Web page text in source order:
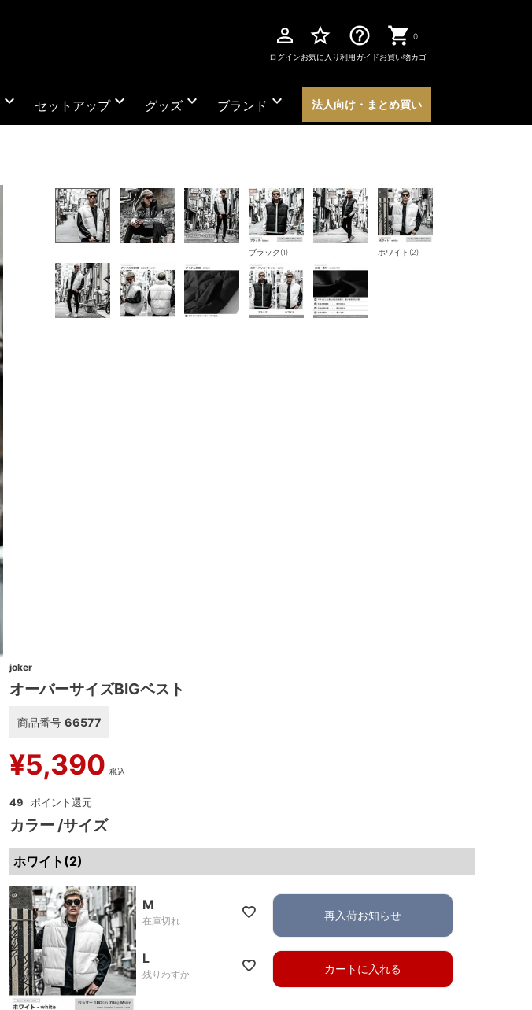
perm_identity
ログイン
star_border
お気に入り
help_outline
利用ガイド
0
お買い物カゴ
expand_more セットアップexpand_more グッズ expand_more ブランド expand_more 法人向け・まとめ買い
ブラック(1) ホワイト(2)
joker
オーバーサイズBIGベスト
商品番号 66577
¥5,390 税込
49
カラー サイズ
ホワイト(2)
M
在庫切れ 再入荷お知らせ
L
残りわずか カートに入れる